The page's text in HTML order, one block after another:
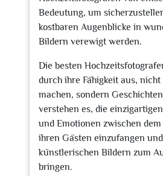
Bedeutung, um
kostbaren Augenblicke in
Bildern verewigt werden.
Die besten
durch ihre Fähigkeit aus,
machen, sondern
verstehen es, die
und Emotionen zwischen
ihren Gästen einzufangen
künstlerischen Bildern zum
bringen.